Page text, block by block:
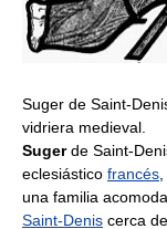
Suger de Saint-
vidriera medieval.
Sugerde Saint-
eclesiástico francés
una familia
Saint-Denis cerca de